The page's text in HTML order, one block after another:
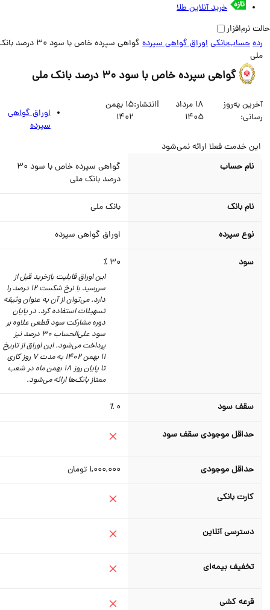
خرید آنلاین طلا
حساب‌بانکیاوراق گواهی سپرده
گواهی سپرده خاص با سود 30 درصد بانک‌
گواهی سپرده خاص با سود 30 درصد بانک‌ ملی
به‌روز
18 مرداد
1405
انتشار:
15 بهمن
1402
اوراق گواهی
سپرده
خدمت فعلا ارائه نمی‌شود
نام حساب
گواهی سپرده خاص با سود 30
درصد بانک‌ ملی
نام بانک بانک ملی
نوع سپرده اوراق گواهی سپرده
سود
این اوراق قابلیت بازخرید قبل از
سررسید با نرخ شکست 12 درصد را
دارد. می‌توان از آن به عنوان وثیقه
تسهیلات استفاده کرد. در پایان
دوره مشارکت سود قطعی علاوه بر
سود علی‌الحساب 30 درصد نیز
پرداخت می‌شود. این اوراق از تاریخ
11 بهمن 1402 به مدت 7 روز کاری
تا پایان روز 18 بهمن ماه در شعب
ممتاز بانک‌ها ارائه می‌شود.
سقف سود
حداقل موجودی سقف سود
حداقل موجودی 1,000,000تومان
کارت بانکی
دسترسی آنلاین
تخفیف بیمه‌ای
قرعه کشی